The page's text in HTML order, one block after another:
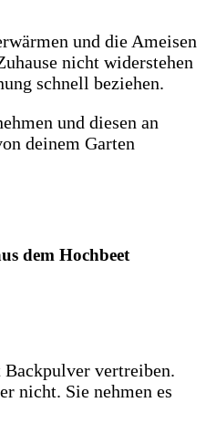
und die Ameisen
nicht widerstehen
schnell beziehen.
und diesen an
deinem Garten
dem Hochbeet
vertreiben.
nicht. Sie nehmen es